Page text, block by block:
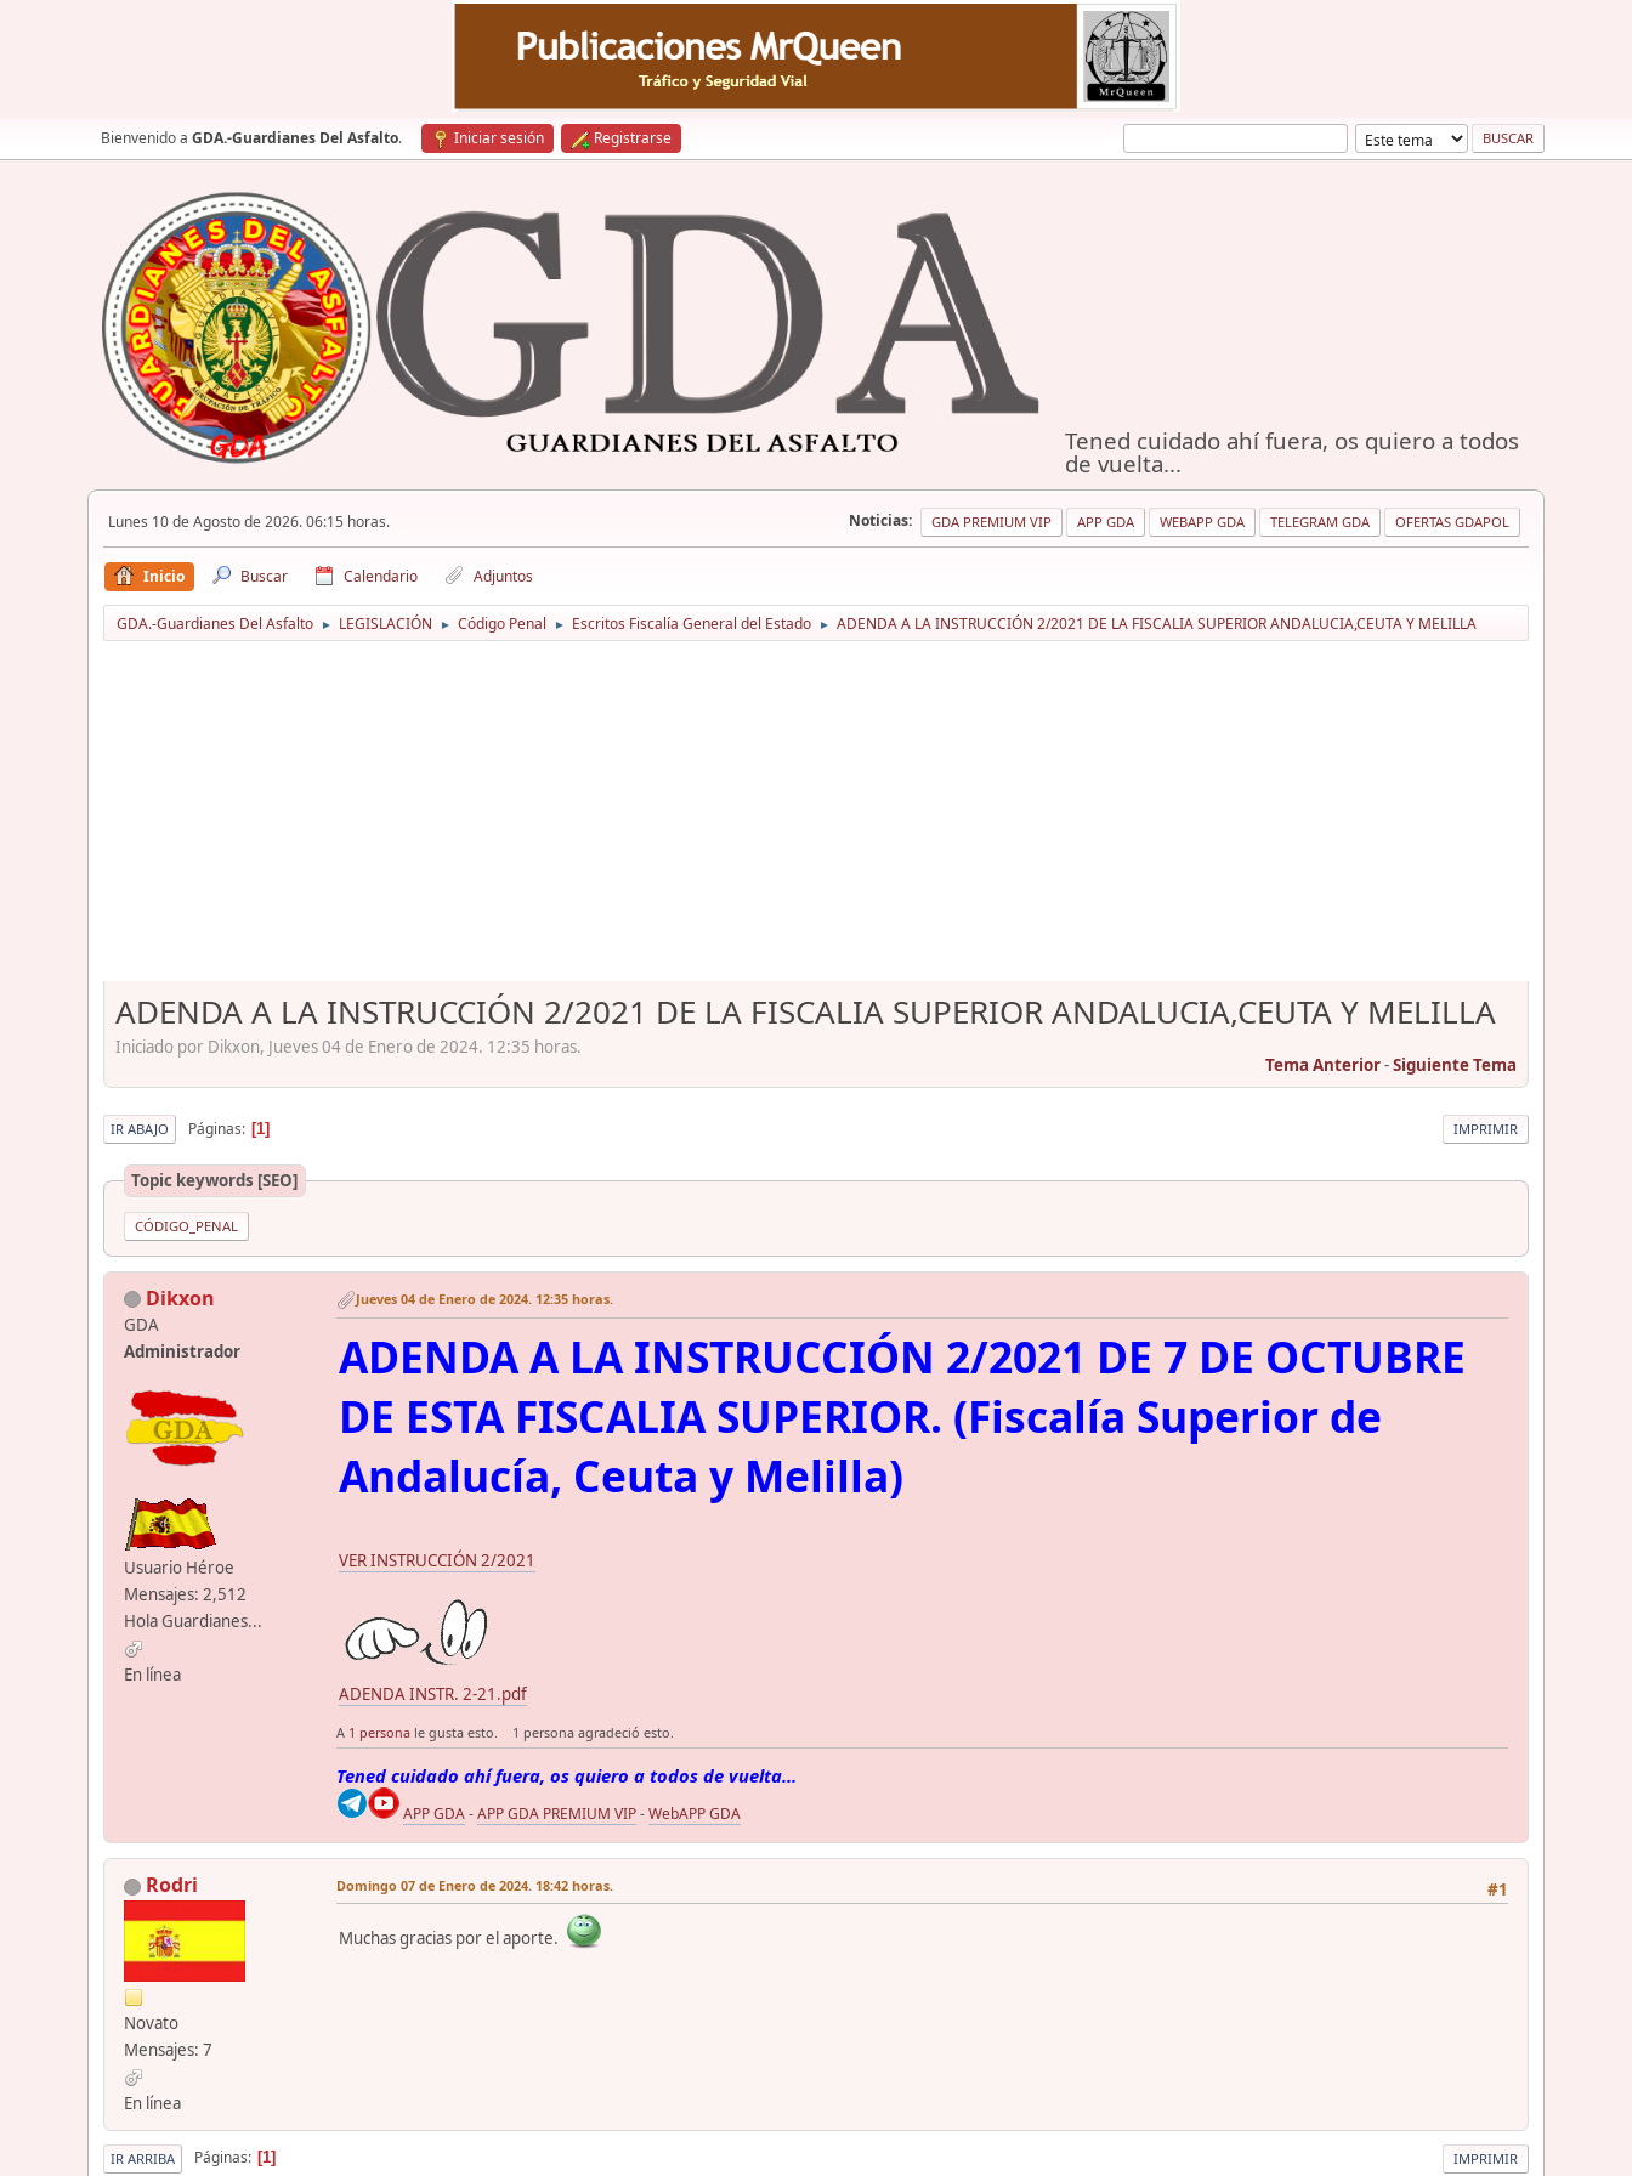
Bienvenido a GDA.-Guardianes Del Asfalto. Iniciar sesión Registrarse
Tened cuidado ahí fuera, os quiero a todos
de vuelta...
Lunes 10 de Agosto de 2026. 06:15 horas. Noticias: GDA PREMIUM VIP APP GDA WEBAPP GDA TELEGRAM GDA OFERTAS GDAPOL
Inicio Buscar Calendario Adjuntos
GDA.-Guardianes Del Asfalto ► LEGISLACIÓN ► Código Penal ► Escritos Fiscalía General del Estado ► ADENDA A LA INSTRUCCIÓN 2/2021 DE LA FISCALIA SUPERIOR ANDALUCIA,CEUTA Y MELILLA
ADENDA A LA INSTRUCCIÓN 2/2021 DE LA FISCALIA SUPERIOR ANDALUCIA,CEUTA Y MELILLA
Iniciado por Dikxon, Jueves 04 de Enero de 2024. 12:35 horas.
Tema Anterior-Siguiente Tema
IMPRIMIR
IR ABAJO Páginas 1
Topic keywords [SEO]
CÓDIGO_PENAL
Dikxon
GDA
Administrador
Usuario Héroe
Mensajes: 2,512
Hola Guardianes...
En línea
Jueves 04 de Enero de 2024. 12:35 horas.
ADENDA A LA INSTRUCCIÓN 2/2021 DE 7 DE OCTUBRE
DE ESTA FISCALIA SUPERIOR. (Fiscalía Superior de
Andalucía, Ceuta y Melilla)
VER INSTRUCCIÓN 2/2021
ADENDA INSTR. 2-21.pdf
A 1 persona le gusta esto. 1 persona agradeció esto.
Tened cuidado ahí fuera, os quiero a todos de vuelta...
APP GDA-APP GDA PREMIUM VIP-WebAPP GDA
Rodri
Novato
Mensajes: 7
En línea
#1
Domingo 07 de Enero de 2024. 18:42 horas.
Muchas gracias por el aporte.
IMPRIMIR
IR ARRIBA Páginas 1